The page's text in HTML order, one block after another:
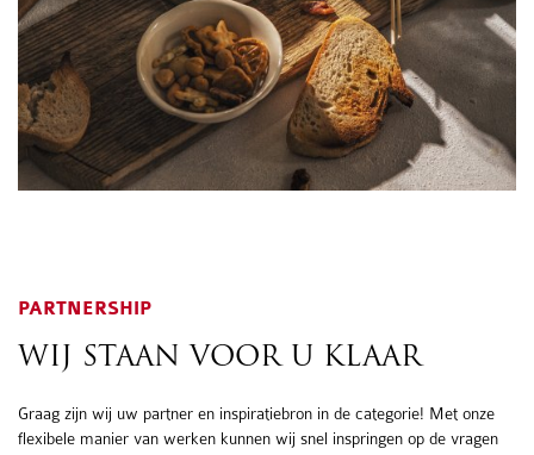
PARTNERSHIP
WIJ STAAN VOOR U KLAAR
Graag zijn wij uw partner en inspiratiebron in de categorie! Met onze
flexibele manier van werken kunnen wij snel inspringen op de vragen